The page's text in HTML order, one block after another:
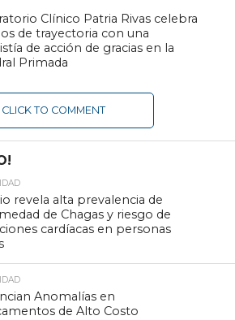
Clínico Patria Rivas celebra
de trayectoria con una
de acción de gracias en la
Primada
CLICK TO COMMENT
revela alta prevalencia de
de Chagas y riesgo de
cardíacas en personas
Anomalías en
de Alto Costo